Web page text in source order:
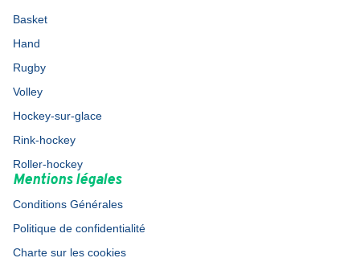
Basket
Hand
Rugby
Volley
Hockey-sur-glace
Rink-hockey
Roller-hockey
Mentions légales
Conditions Générales
Politique de confidentialité
Charte sur les cookies